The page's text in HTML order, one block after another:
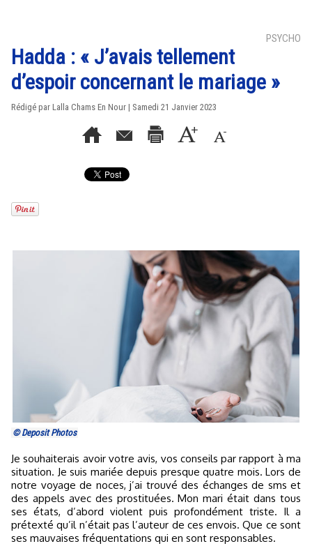
PSYCHO
Hadda : « J’avais tellement
d’espoir concernant le mariage »
Rédigé par Lalla Chams En Nour | Samedi 21 Janvier 2023
© Deposit Photos
Je souhaiterais avoir votre avis, vos conseils par rapport à ma
situation. Je suis mariée depuis presque quatre mois. Lors de
notre voyage de noces, j’ai trouvé des échanges de sms et
des appels avec des prostituées. Mon mari était dans tous
ses états, d’abord violent puis profondément triste. Il a
prétexté qu’il n’était pas l’auteur de ces envois. Que ce sont
ses mauvaises fréquentations qui en sont responsables.